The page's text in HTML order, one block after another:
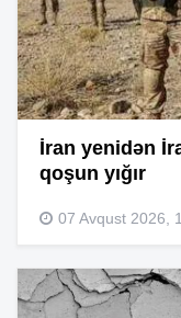
İran yenidən
qoşun yığır
07 Avqust 2026,